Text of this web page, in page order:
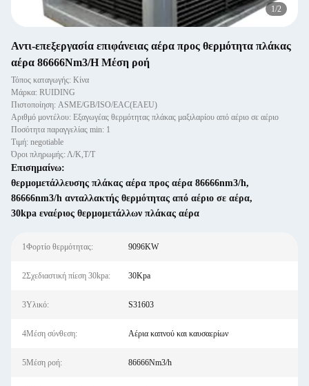
2/2
Αντι-επεξεργασία επιφάνειας αέρα προς θερμότητα πλάκας
αέρα 86666Nm3/H Μέση ροή
Τόπος καταγωγής: Κίνα
Μάρκα: RUIDING
Πιστοποίηση: ASME/GB/ISO/EAC(EAEU)
Αριθμό μοντέλου: Εξαγωγέας θερμότητας πλάκας μαξιλαρίου από αέριο σε αέριο
Ποσότητα παραγγελίας min: 1
Τιμή: negotiable
Όροι πληρωμής: Λ/Κ,Τ/Τ
Επισημαίνω:
θερμομετάλλευσης πλάκας αέρα προς αέρα 86666nm3/h,
86666nm3/h ανταλλακτής θερμότητας από αέριο σε αέρα,
30kpa εναέριος θερμομετάλλων πλάκας αέρα
1Φορτίο θερμότητας: 9096KW
2Σχεδιαστική πίεση 30kpa: 30Kpa
3Υλικό: S31603
4Μέση σύνθεση: Αέρια καπνού και καυσαερίων
5Μέση ροή: 86666Nm3/h